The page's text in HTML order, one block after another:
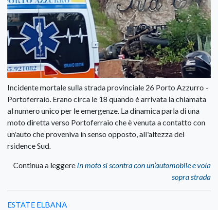
Incidente mortale sulla strada provinciale 26 Porto Azzurro -
Portoferraio. Erano circa le 18 quando è arrivata la chiamata
al numero unico per le emergenze. La dinamica parla di una
moto diretta verso Portoferraio che è venuta a contatto con
un'auto che proveniva in senso opposto, all'altezza del
rsidence Sud.
Continua a leggere In moto si scontra con un’automobile e vola
sopra strada
ESTATE ELBANA